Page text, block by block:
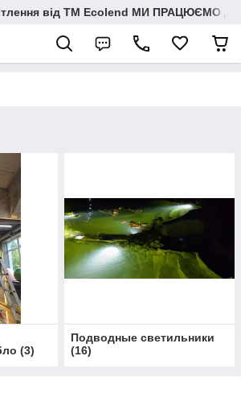
від ТМ Ecolend МИ ПРАЦЮЄМО
(3)
Подводные светильники
(16)